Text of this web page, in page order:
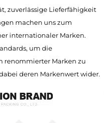
zuverlässige Lieferfähigkeit
machen uns zum
internationaler Marken.
um die
renommierter Marken zu
deren Markenwert wider.